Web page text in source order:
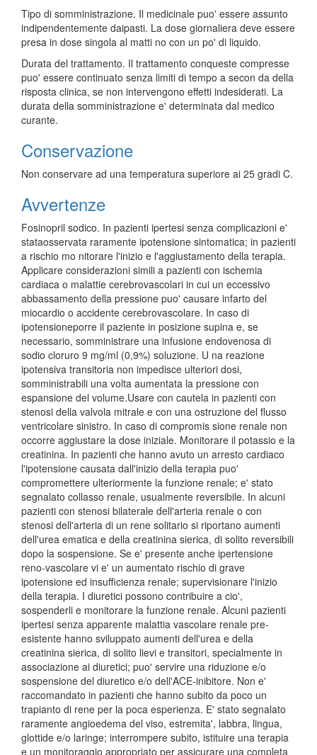
Tipo di somministrazione. Il medicinale puo' essere assunto
indipendentemente daipasti. La dose giornaliera deve essere
presa in dose singola al matti no con un po' di liquido.
Durata del trattamento. Il trattamento conqueste compresse
puo' essere continuato senza limiti di tempo a secon da della
risposta clinica, se non intervengono effetti indesiderati. La
durata della somministrazione e' determinata dal medico
curante.
Conservazione
Non conservare ad una temperatura superiore ai 25 gradi C.
Avvertenze
Fosinopril sodico. In pazienti ipertesi senza complicazioni e'
stataosservata raramente ipotensione sintomatica; in pazienti
a rischio mo nitorare l'inizio e l'aggiustamento della terapia.
Applicare considerazioni simili a pazienti con ischemia
cardiaca o malattie cerebrovascolari in cui un eccessivo
abbassamento della pressione puo' causare infarto del
miocardio o accidente cerebrovascolare. In caso di
ipotensioneporre il paziente in posizione supina e, se
necessario, somministrare una infusione endovenosa di
sodio cloruro 9 mg/ml (0,9%) soluzione. U na reazione
ipotensiva transitoria non impedisce ulteriori dosi,
somministrabili una volta aumentata la pressione con
espansione del volume.Usare con cautela in pazienti con
stenosi della valvola mitrale e con una ostruzione del flusso
ventricolare sinistro. In caso di compromis sione renale non
occorre aggiustare la dose iniziale. Monitorare il potassio e la
creatinina. In pazienti che hanno avuto un arresto cardiaco
l'ipotensione causata dall'inizio della terapia puo'
compromettere ulteriormente la funzione renale; e' stato
segnalato collasso renale, usualmente reversibile. In alcuni
pazienti con stenosi bilaterale dell'arteria renale o con
stenosi dell'arteria di un rene solitario si riportano aumenti
dell'urea ematica e della creatinina sierica, di solito reversibili
dopo la sospensione. Se e' presente anche ipertensione
reno-vascolare vi e' un aumentato rischio di grave
ipotensione ed insufficienza renale; supervisionare l'inizio
della terapia. I diuretici possono contribuire a cio',
sospenderli e monitorare la funzione renale. Alcuni pazienti
ipertesi senza apparente malattia vascolare renale pre-
esistente hanno sviluppato aumenti dell'urea e della
creatinina sierica, di solito lievi e transitori, specialmente in
associazione ai diuretici; puo' servire una riduzione e/o
sospensione del diuretico e/o dell'ACE-inibitore. Non e'
raccomandato in pazienti che hanno subito da poco un
trapianto di rene per la poca esperienza. E' stato segnalato
raramente angioedema del viso, estremita', labbra, lingua,
glottide e/o laringe; interrompere subito, istituire una terapia
e un monitoraggio appropriato per assicurare una completa